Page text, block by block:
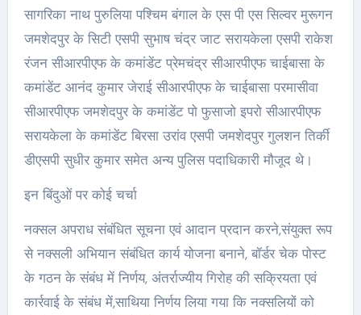
सागरिका नाथ पुरुलिया पश्चिम बंगाल के एस पी एस सिल्वर मुरूगन
जमशेदपुर के सिटी एसपी सुभाष चंद्र जाट सरायकेला एसपी राकेश
रंजन सीआरपीएफ के कमांडेंट प्रेमचंद्र सीआरपीएफ चाईबासा के
कमांडेंट आनंद कुमार जेराई सीआरपीएफ के चाईबासा परमासीवा
सीआरपीएफ जमशेदपुर के कमांडेंट पो फुसाजो इपरो सीआरपीएफ
सरायकेला के कमांडेंट बिरसा उरांव एसपी जमशेदपुर गुलशन तिर्की
डीएसपी सुधीर कुमार समेत अन्य पुलिस पदाधिकारी मौजूद थे।
इन बिंदुओं पर कोई चर्चा
नक्सल अपराध संबंधित सूचना एवं आदान प्रदान करने,संयुक्त रूप
से नक्सली अभियान संबंधित कार्य योजना बनाने, बॉर्डर चेक पोस्ट
के गठन के संबंध में निर्णय, अंतर्राज्यीय गिरोह की सक्रियता एवं
कार्रवाई के संबंध में,साथिया निर्णय लिया गया कि नक्सलियों को